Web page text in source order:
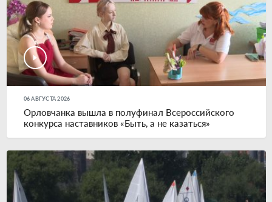
06 АВГУСТА 2026
Орловчанка вышла в полуфинал Всероссийского
конкурса наставников «Быть, а не казаться»